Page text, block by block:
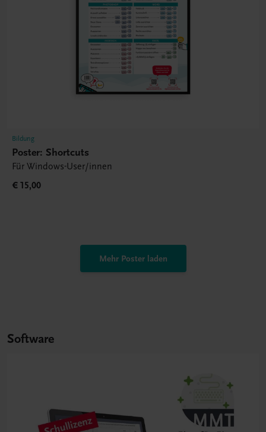
Bildung
Poster: Shortcuts
Für Windows-User/innen
€ 15,00
Mehr Poster laden
Software